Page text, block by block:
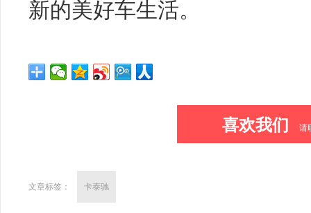
新的美好车生活。
喜欢我们 请
文章标签： 卡泰驰